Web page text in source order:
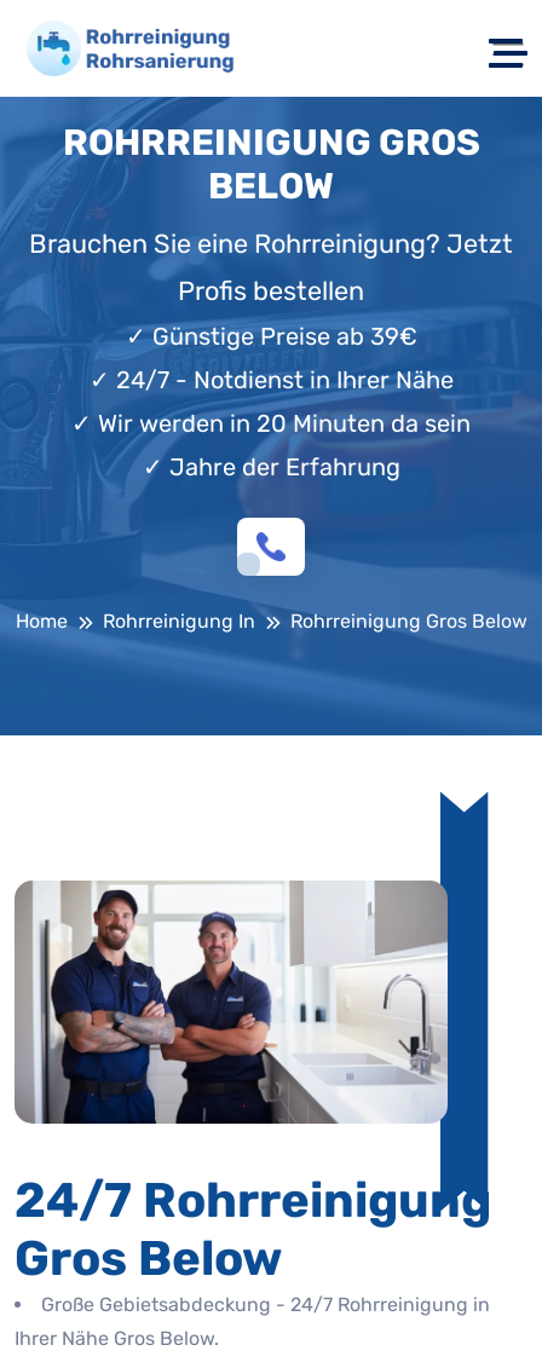
ROHRREINIGUNG GROS
BELOW
Brauchen Sie eine Rohrreinigung? Jetzt
Profis bestellen
✓Günstige Preise ab 39€
✓ 24/7 - Notdienst in Ihrer Nähe
✓ Wir werden in 20 Minuten da sein
✓ Jahre der Erfahrung
Home Rohrreinigung In Rohrreinigung Gros Below
24/7 Rohrreinigung
Gros Below
Große Gebietsabdeckung - 24/7 Rohrreinigung in
Ihrer Nähe Gros Below.